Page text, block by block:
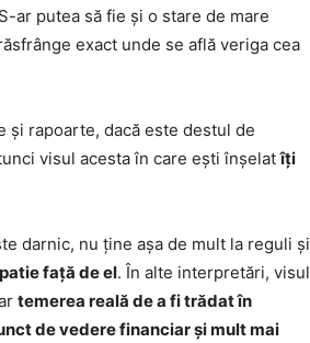
ar putea să fie și o stare de mare
exact unde se află veriga cea
și rapoarte, dacă este destul de
visul acesta în care ești înșelatîți
darnic, nu ține așa de mult la reguli și
față de el. În alte interpretări, visul
temerea reală de a fi trădat în
de vedere financiar și mult mai